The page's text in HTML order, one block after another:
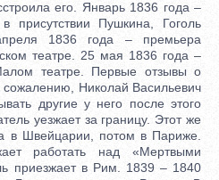
его. Январь 1836 года –
присутствии Пушкина, Гоголь
1836 года – премьера
театре. 25 мая 1836 года –
театре. Первые отзывы о
Николай Васильевич
другие у него после этого
уезжает за границу. Этот же
в Швейцарии, потом в Париже.
работать над «Мертвыми
приезжает в Рим. 1839 – 1840